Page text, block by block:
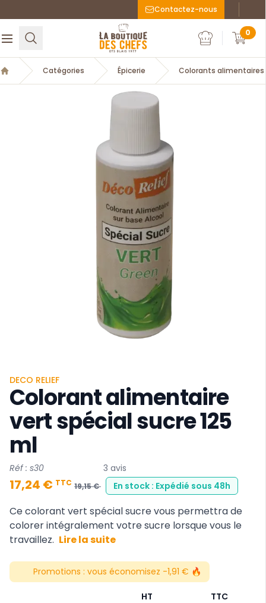
Contactez-nous
Ouvrir le menuRechercher
La Boutique des chefs
Mon compte
Mon
0
Accueil
Catégories Épicerie Colorants alimentaires
DECO RELIEF
Colorant alimentaire
vert spécial sucre 125
ml
Réf : s30 3 avis
17,24 € TTC 19,15 € En stock : Expédié sous 48h
Ce colorant vert spécial sucre vous permettra de
colorer intégralement votre sucre lorsque vous le
travaillez. Lire la suite
Promotions : vous économisez -1,91 € 🔥
HT TTC